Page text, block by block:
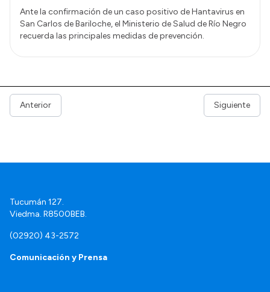
Ante la confirmación de un caso positivo de Hantavirus en
San Carlos de Bariloche, el Ministerio de Salud de Río Negro
recuerda las principales medidas de prevención.
Anterior Siguiente
Tucumán 127.
Viedma. R8500BEB.
(02920) 43-2572
Comunicación y Prensa